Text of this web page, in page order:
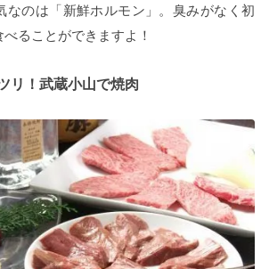
なのは「新鮮ホルモン」。臭みがなく初
ることができますよ！
リ！武蔵小山で焼肉